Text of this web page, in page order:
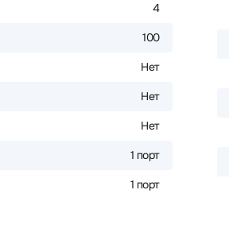
4
100
Нет
Нет
Нет
1 порт
1 порт